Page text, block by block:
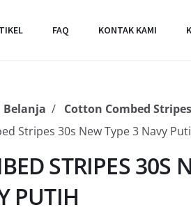
FAQ KONTAK KAMI
Belanja Cotton Combed Stripes
Stripes 30s New Type 3 Navy
STRIPES 30S
PUTIH